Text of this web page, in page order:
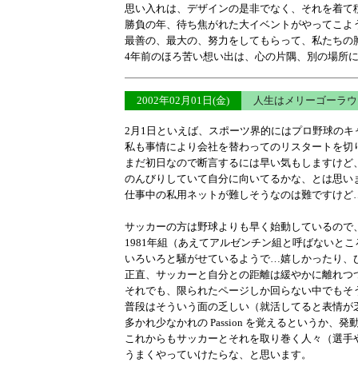
思い入れは、デザインの是非でなく、それを着
勝負の年、待ち焦がれた大イベントがやってこ
最善の、最大の、努力をしてもらって、私たち
4年前のほろ苦い想い出は、心の片隅、別の場所
2002年02月01日(金) 人生はメリーゴーラ
2月1日といえば、スポーツ界的にはプロ野球の
私も事情により会社を替わってのリスタートを切
まだ初日なので断言するには早い気もしますけど
のんびりしていて自分に向いてるかな、とは思い
仕事中の私用ネットが難しそうなのは難ですけ
サッカーの方は野球よりも早く始動しているの
1981年組（あえてアルゼンチン組と呼ばないと
いろいろと騒がせているようで…嬉しかったり
正直、サッカーと自分との距離は緩やかに離れ
それでも、限られたページしか回らない中でも
普段はそういう面の乏しい（就活してると表情
多かれ少なかれの Passion を覚えるというか、発
これからもサッカーとそれを取り巻く人々（選
うまくやっていけたらな、と思います。